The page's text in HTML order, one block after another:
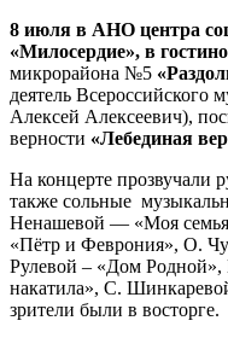
8 июля в АНО центра
«Милосердие», в
микрорайона №5
деятель Всероссийского
Алексей Алексеевич),
верности «Лебединая
На концерте прозвучали
также сольные
Ненашевой — «Моя
«Пётр и Феврония», О.
Рулевой – «Дом
накатила», С.
зрители были в восторге.